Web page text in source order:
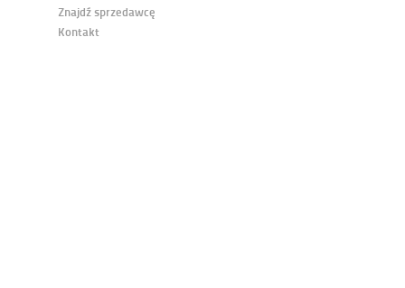
Znajdź sprzedawcę
Kontakt